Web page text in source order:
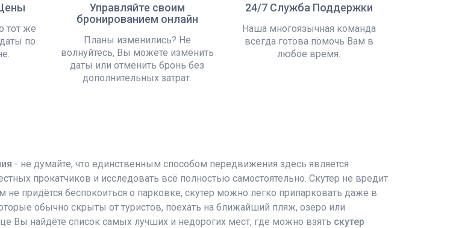
тот же
по
Управляйте своим
бронированием онлайн
Планы изменились? Не
волнуйтесь, Вы можете изменить
даты или отменить бронь без
дополнительных затрат.
24/7 Служба Поддержки
Наша многоязычная команда
всегда готова помочь Вам в
любое время.
- не думайте, что единственным способом передвижения здесь является
прокатчиков и исследовать всё полностью самостоятельно. Скутер не вредит
придётся беспокоиться о парковке, скутер можно легко припарковать даже в
обычно скрыты от туристов, поехать на ближайший пляж, озеро или
Вы найдёте список самых лучших и недорогих мест, где можно взять скутер